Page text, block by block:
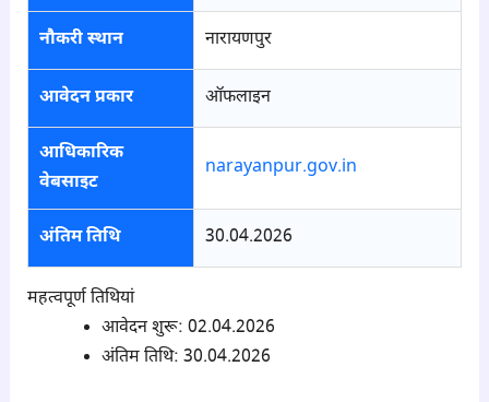
नौकरी स्थान नारायणपुर
आवेदन प्रकार ऑफलाइन
आधिकारिक
वेबसाइट
narayanpur.gov.in
अंतिम तिथि 30.04.2026
महत्वपूर्ण तिथियां
आवेदन शुरू: 02.04.2026
अंतिम तिथि: 30.04.2026